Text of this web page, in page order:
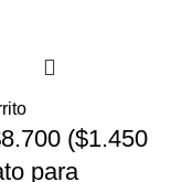
($1.450
para